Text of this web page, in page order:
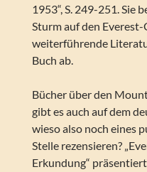
1953“, S. 249-251. Sie
Sturm auf den
weiterführende
Buch ab.
Bücher über den
gibt es auch auf dem
wieso also noch eines
Stelle rezensieren?
Erkundung“